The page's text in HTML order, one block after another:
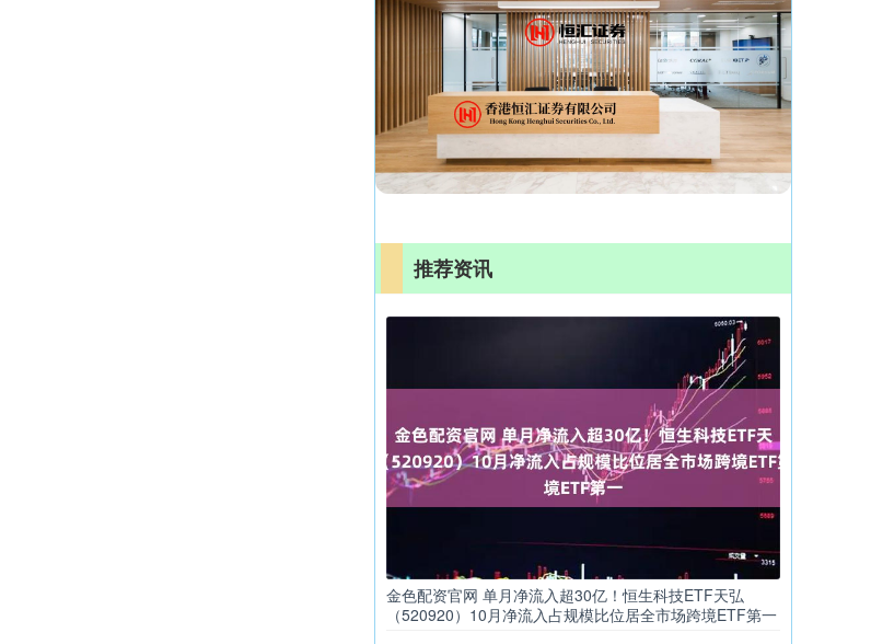
推荐资讯
金色配资官网 单月净流入超30亿！恒生科技ETF天弘
（520920）10月净流入占规模比位居全市场跨境ETF第一